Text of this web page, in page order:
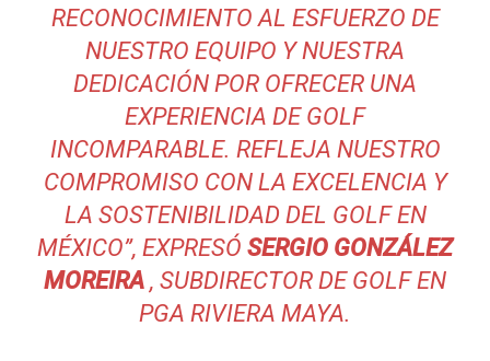
RECONOCIMIENTO AL ESFUERZO DE
NUESTRO EQUIPO Y NUESTRA
DEDICACIÓN POR OFRECER UNA
EXPERIENCIA DE GOLF
INCOMPARABLE. REFLEJA NUESTRO
COMPROMISO CON LA EXCELENCIA Y
LA SOSTENIBILIDAD DEL GOLF EN
MÉXICO”, EXPRESÓ SERGIO GONZÁLEZ
MOREIRA , SUBDIRECTOR DE GOLF EN
PGA RIVIERA MAYA.